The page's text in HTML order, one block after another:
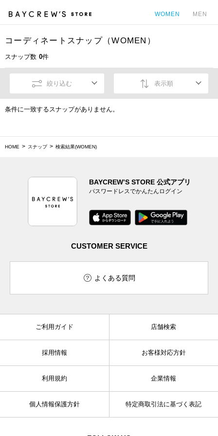
WOMEN MEN
コーディネートスナップ（WOMEN）
スナップ数 0件
絞り込む 表示順
条件に一致するスナップがありません。
HOME スナップ 検索結果(WOMEN)
BAYCREW’S STORE 公式アプリ
パスワードレスでかんたんログイン
CUSTOMER SERVICE
よくある質問
ご利用ガイド 店舗検索
採用情報 お客様対応方針
利用規約 企業情報
個人情報保護方針 特定商取引法に基づく表記